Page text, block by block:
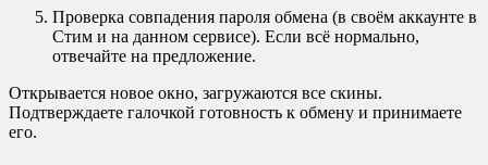
Проверка совпадения пароля обмена (в своём аккаунте в
Стим и на данном сервисе). Если всё нормально,
отвечайте на предложение.
Открывается новое окно, загружаются все скины.
Подтверждаете галочкой готовность к обмену и принимаете
его.